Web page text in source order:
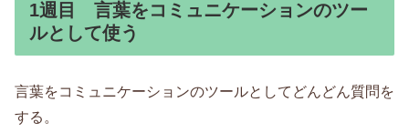
1週目 言葉をコミュニケーションのツー
ルとして使う
言葉をコミュニケーションのツールとしてどんどん質問を
する。